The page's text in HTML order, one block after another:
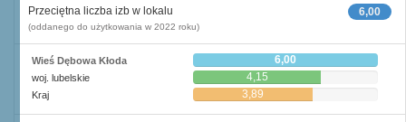
6,00
Przeciętna liczba izb w lokalu
(oddanego do użytkowania w 2022 roku)
Wieś Dębowa Kłoda 6,00
woj. lubelskie 4,15
Kraj 3,89